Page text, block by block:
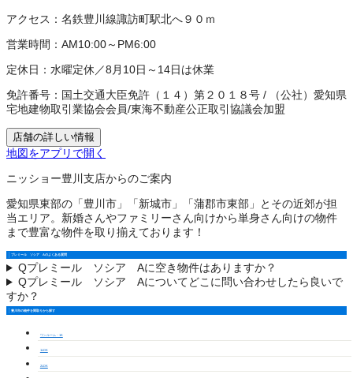
アクセス： 名鉄豊川線諏訪町駅北へ９０ｍ
営業時間： AM10:00～PM6:00
定休日： 水曜定休／8月10日～14日は休業
免許番号： 国土交通大臣免許（１４）第２０１８号 /
（公社）愛知県
宅地建物取引業協会会員/東海不動産公正取引協議会加盟
店舗の詳しい情報
地図をアプリで開く
ニッショー豊川支店からのご案内
愛知県東部の「豊川市」「新城市」「蒲郡市東部」とその近郊が担
当エリア。新婚さんやファミリーさん向けから単身さん向けの物件
まで豊富な物件を取り揃えております！
プレミール ソシア Aのよくある質問
Qプレミール ソシア Aに空き物件はありますか？
Qプレミール ソシア Aについてどこに問い合わせしたら良いで
すか？
豊川市の物件を間取りから探す
ワンルーム・1K
1LDK
2LDK